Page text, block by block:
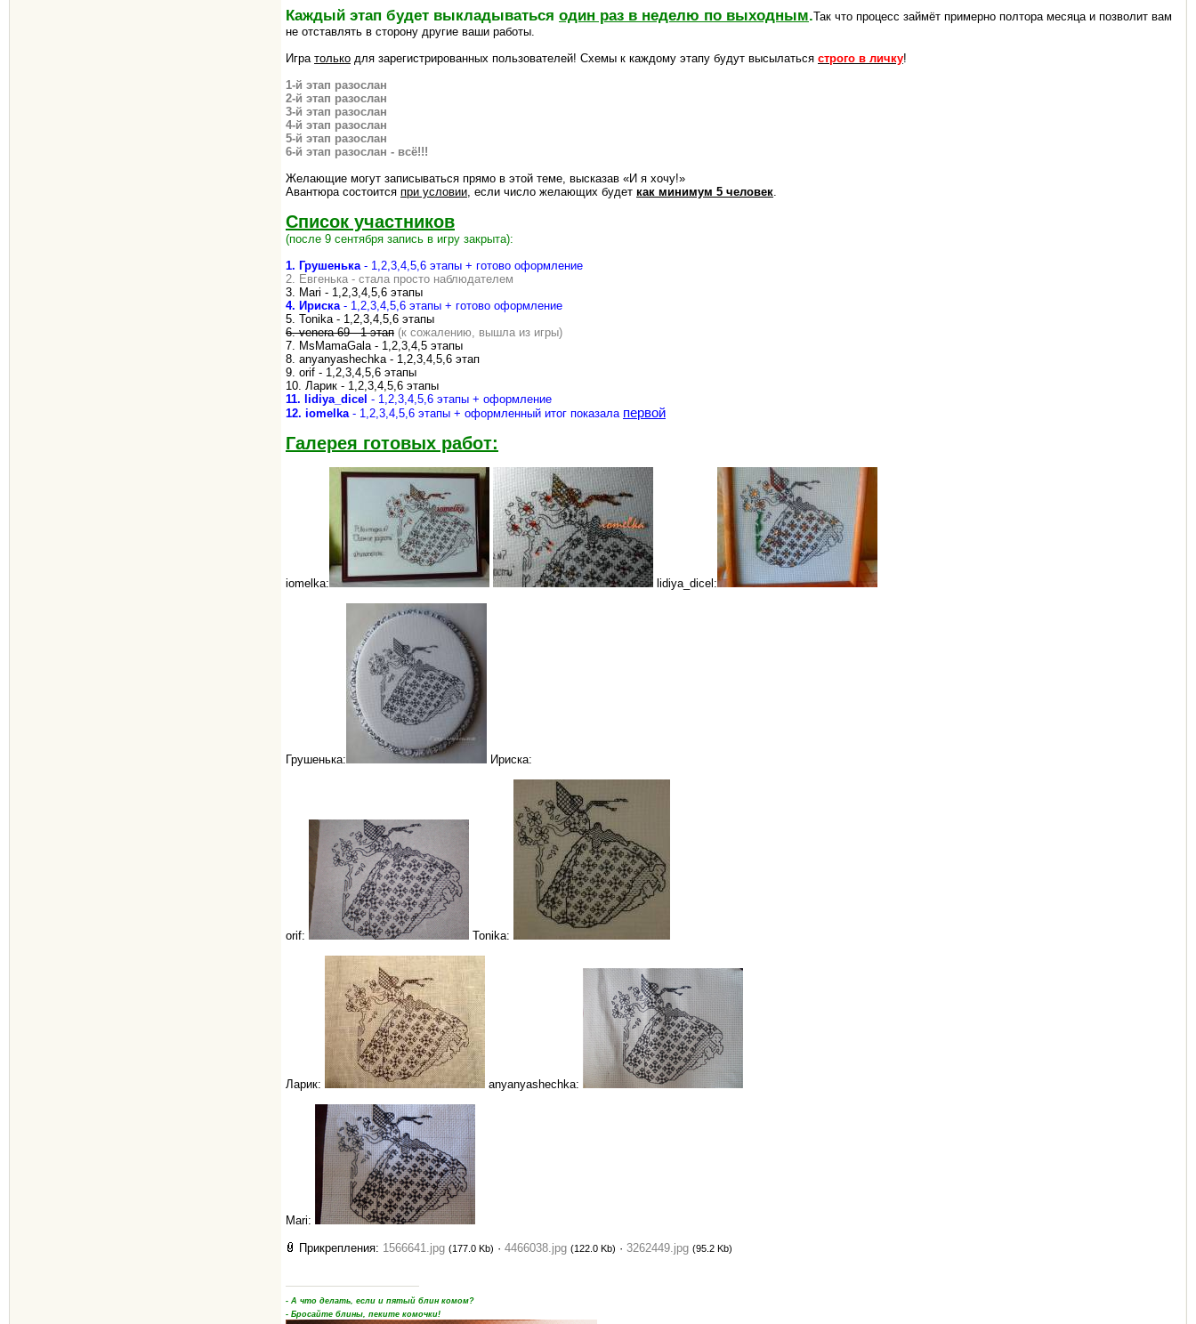
Каждый этап будет выкладываться один раз в неделю по выходным.Так что процесс займёт примерно полтора месяца и позволит вам
не отставлять в сторону другие ваши работы.
Игра только для зарегистрированных пользователей! Схемы к каждому этапу будут высылаться строго в личку!
1-й этап разослан
2-й этап разослан
3-й этап разослан
4-й этап разослан
5-й этап разослан
6-й этап разослан - всё!!!
Желающие могут записываться прямо в этой теме, высказав «И я хочу!»
Авантюра состоится при условии, если число желающих будет как минимум 5 человек.
Список участников
(после 9 сентября запись в игру закрыта):
1. Грушенька- 1,2,3,4,5,6 этапы + готово оформление
2. Евгенька - стала просто наблюдателем
3. Mari - 1,2,3,4,5,6 этапы
4. Ириска- 1,2,3,4,5,6 этапы + готово оформление
5. Tonika - 1,2,3,4,5,6 этапы
6. venera-69 - 1 этап (к сожалению, вышла из игры)
7. MsMamaGala - 1,2,3,4,5 этапы
8. anyanyashechka - 1,2,3,4,5,6 этап
9. orif - 1,2,3,4,5,6 этапы
10. Ларик - 1,2,3,4,5,6 этапы
11. lidiya_dicel - 1,2,3,4,5,6 этапы + оформление
12. iomelka- 1,2,3,4,5,6 этапы + оформленный итог показала первой
Галерея готовых работ:
iomelka: lidiya_dicel:
Грушенька: Ириска:
orif: Tonika:
Ларик: anyanyashechka:
Mari:
Прикрепления: 1566641.jpg (177.0 Kb) · 4466038.jpg (122.0 Kb) · 3262449.jpg (95.2 Kb)
- А что делать, если и пятый блин комом?
- Бросайте блины, пеките комочки!